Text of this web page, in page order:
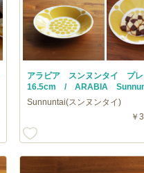
アラビア スンヌンタイ プ
16.5cm / ARABIA
Sunnuntai(スンヌンタイ)
￥